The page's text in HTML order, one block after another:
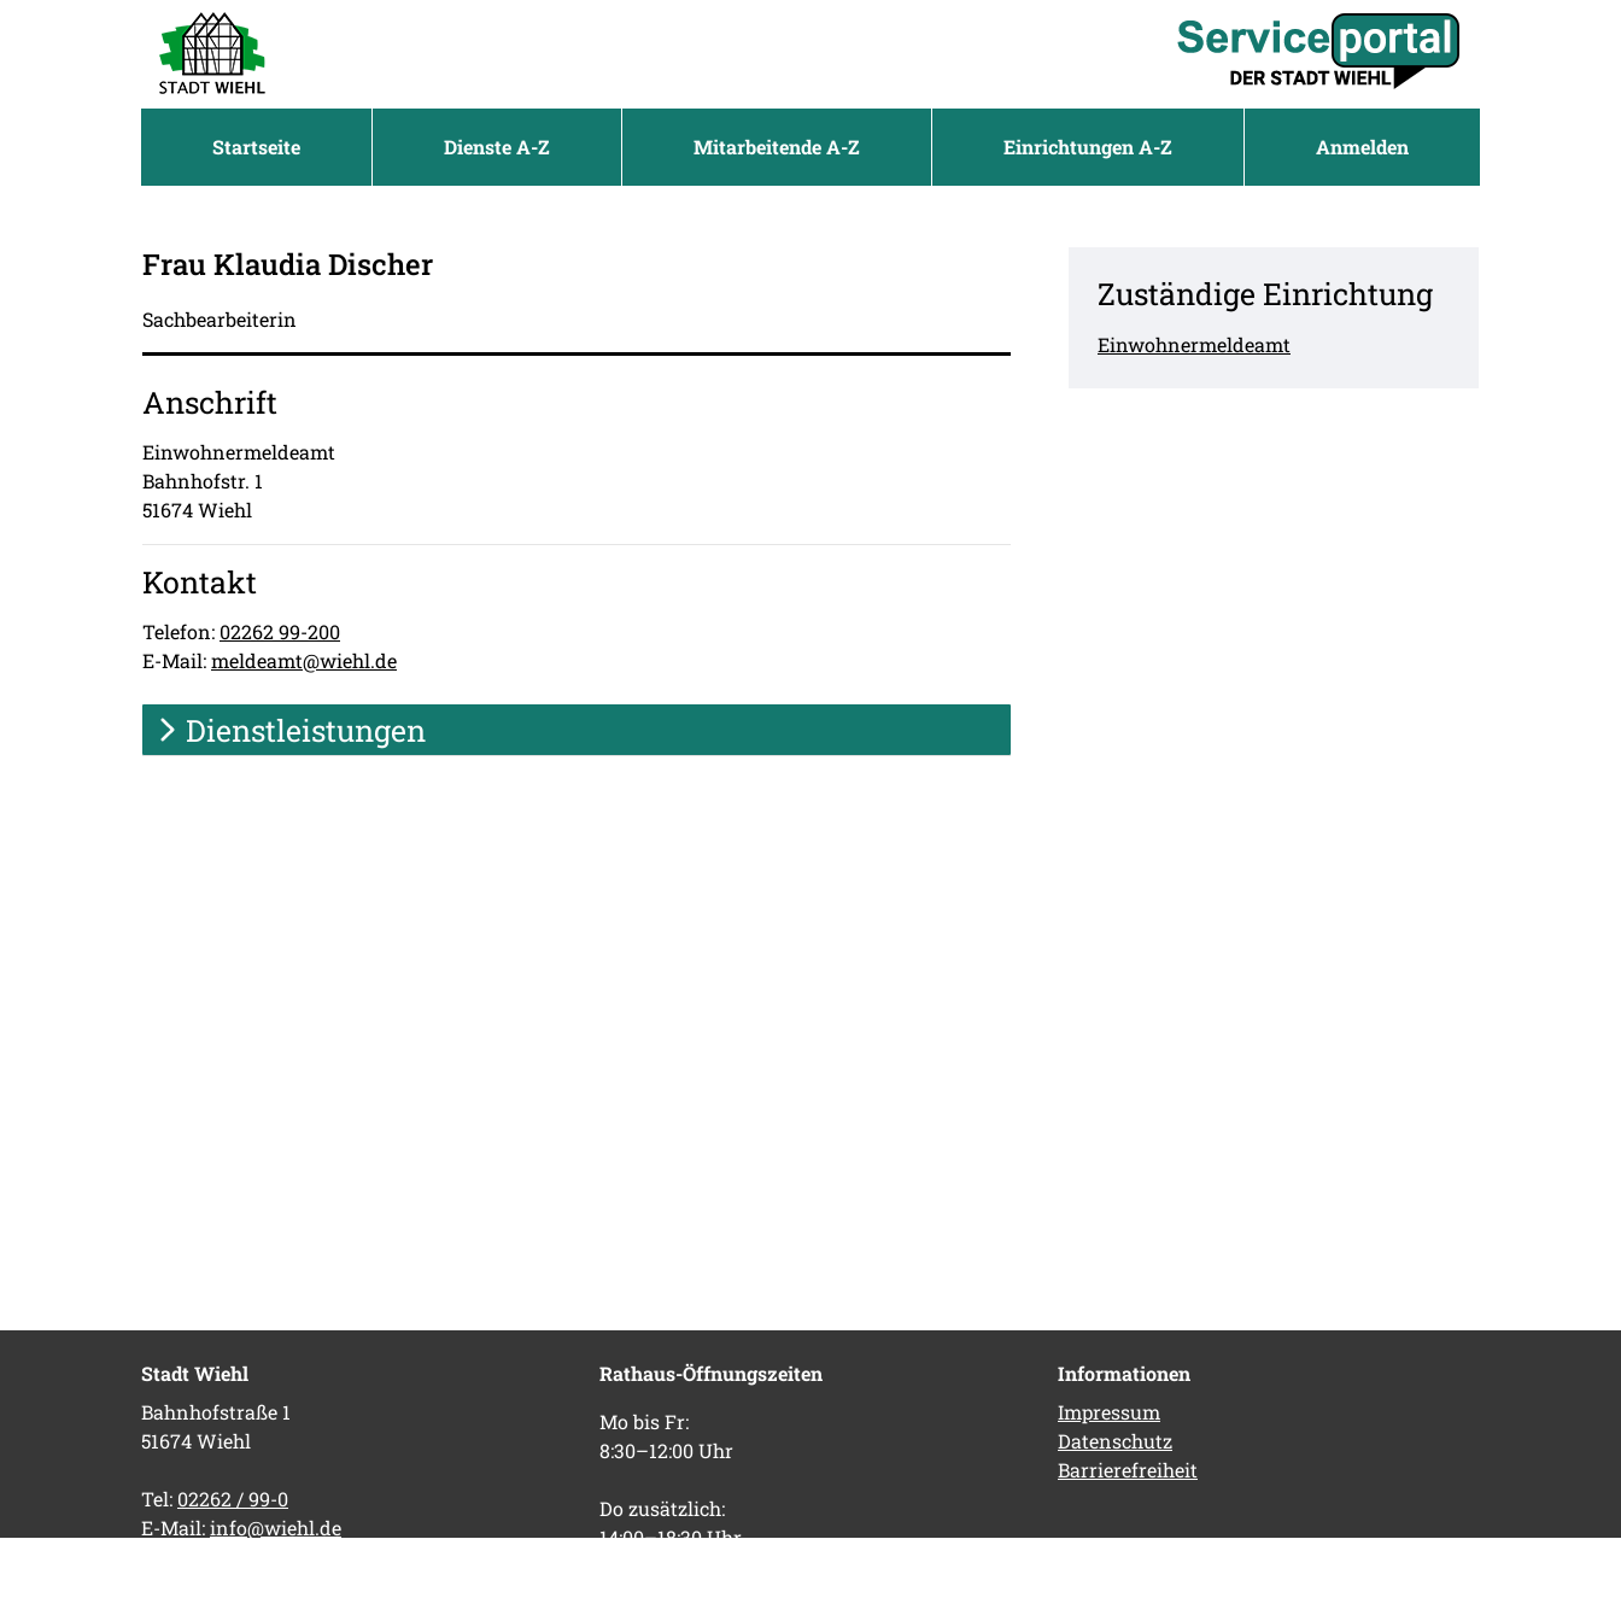
Zum Hauptinhalt springen
Startseite Dienste A-Z Mitarbeitende A-Z Einrichtungen A-Z Anmelden
Frau Klaudia Discher
Sachbearbeiterin
Anschrift
Einwohnermeldeamt
Bahnhofstr. 1
51674Wiehl
Kontakt
Telefon: 02262 99-200
E-Mail:meldeamt@wiehl.de
Dienstleistungen
Zuständige Einrichtung
Einwohnermeldeamt
Stadt Wiehl
Bahnhofstraße 1
51674 Wiehl
Tel: 02262 / 99-0
E-Mail:info@wiehl.de
Rathaus-Öffnungszeiten
Mo bis Fr:
8:30–12:00 Uhr
Do zusätzlich:
14:00–18:30 Uhr
Informationen
Impressum
Datenschutz
Barrierefreiheit